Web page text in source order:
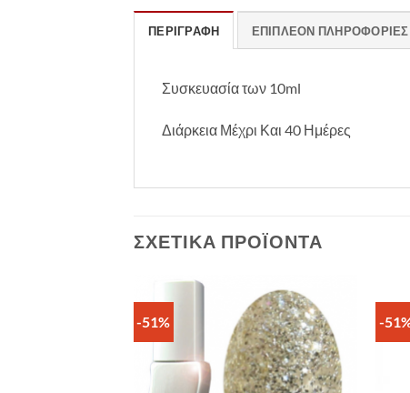
ΠΕΡΙΓΡΑΦΉ ΕΠΙΠΛΈΟΝ ΠΛΗΡΟΦΟΡΊΕΣ
Συσκευασία των 10ml
Διάρκεια Μέχρι Και 40 Ημέρες
ΣΧΕΤΙΚΆ ΠΡΟΪΌΝΤΑ
-51% -